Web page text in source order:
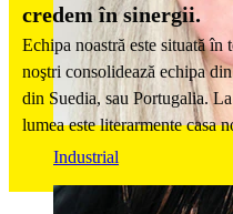
Industrial
credem în sinergii.
Echipa noastră este situată
noştri consolidează echipa
din Suedia, sau Portugalia.
lumea este literarmente casa